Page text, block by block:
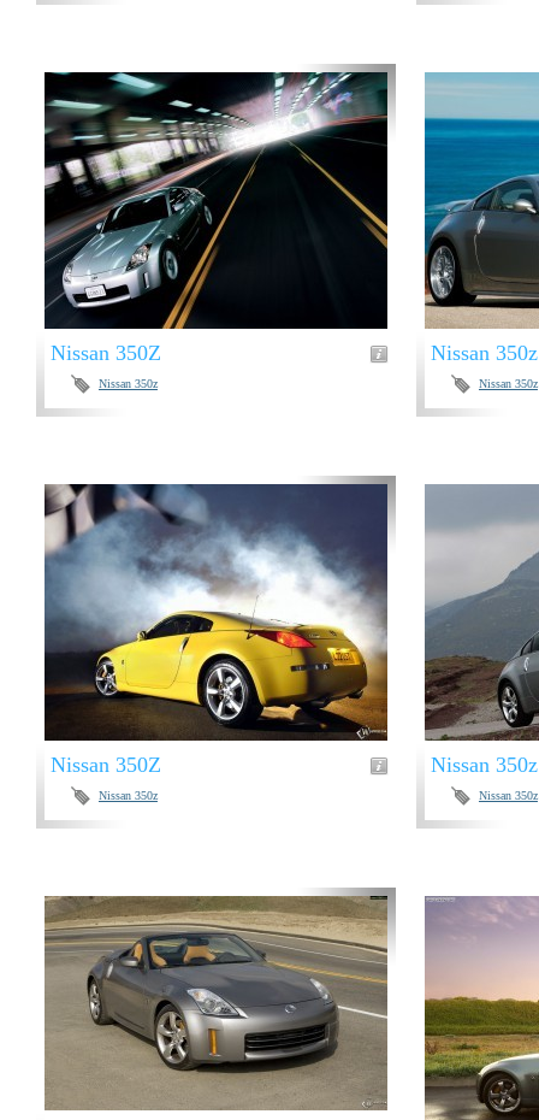
Nissan 350Z
Nissan 350z
Nissan 350z
Nissan 350z
Nissan 350Z
Nissan 350z
Nissan 350z
Nissan 350z